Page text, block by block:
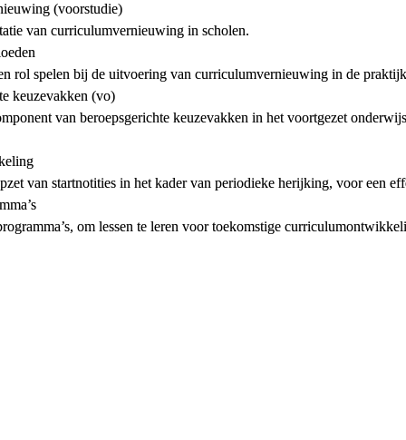
(voorstudie)
van curriculumvernieuwing in scholen.
rol spelen bij de uitvoering van curriculumvernieuwing in de
keuzevakken (vo)
van beroepsgerichte keuzevakken in het voortgezet
van startnotities in het kader van periodieke herijking, voor een
om lessen te leren voor toekomstige